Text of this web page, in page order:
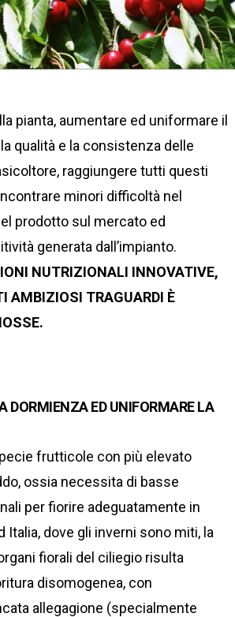
pianta, aumentare ed uniformare il
qualità e la consistenza delle
raggiungere tutti questi
minori difficoltà nel
prodotto sul mercato ed
generata dall’impianto.
NUTRIZIONALI INNOVATIVE,
AMBIZIOSI TRAGUARDI È
DORMIENZA ED UNIFORMARE LA
frutticole con più elevato
ossia necessita di basse
per fiorire adeguatamente in
Italia, dove gli inverni sono miti, la
fiorali del ciliegio risulta
disomogenea, con
allegagione (specialmente